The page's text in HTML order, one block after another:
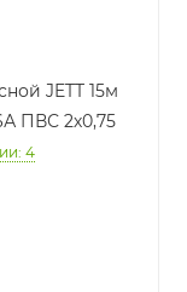
JETT 15м
ПВС 2х0,75
4